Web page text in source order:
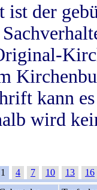
ist der
kann
wird
1 4 7 10 13
16